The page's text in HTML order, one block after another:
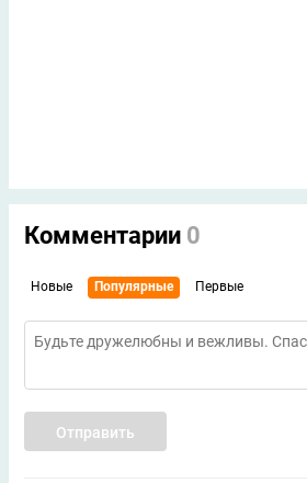
Комментарии 0
Новые Популярные Первые
Отправить